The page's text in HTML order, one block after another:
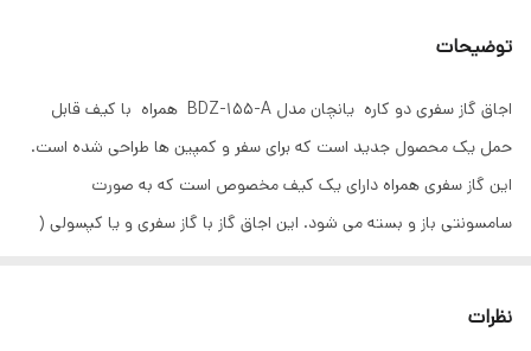
کشور مبدا برند
توضیحات
اجاق گاز سفری دو کاره یانچان مدل BDZ-155-A همراه با کیف قابل
حمل یک محصول جدید است که برای سفر و کمپین ها طراحی شده است.
این گاز سفری همراه دارای یک کیف مخصوص است که به صورت
سامسونتی باز و بسته می شود. این اجاق گاز با گاز سفری و یا کپسولی (
نظرات